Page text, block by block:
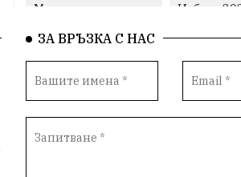
Министерски съвет
Корупция воден режим
ЛетниПожари
ученици ремонти Красив
ЗА ВРЪЗКА С НАС